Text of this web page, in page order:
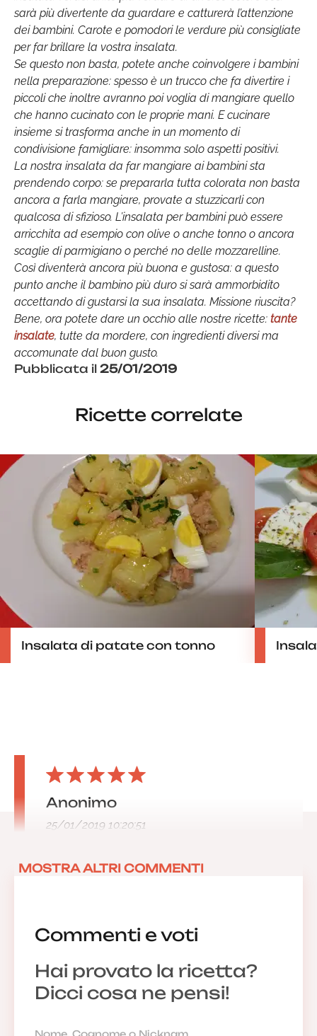
sarà più divertente da guardare e catturerà l’attenzione
dei bambini. Carote e pomodori le verdure più consigliate
per far brillare la vostra insalata.
Se questo non basta, potete anche coinvolgere i bambini
nella preparazione: spesso è un trucco che fa divertire i
piccoli che inoltre avranno poi voglia di mangiare quello
che hanno cucinato con le proprie mani. E cucinare
insieme si trasforma anche in un momento di
condivisione famigliare: insomma solo aspetti positivi.
La nostra insalata da far mangiare ai bambini sta
prendendo corpo: se prepararla tutta colorata non basta
ancora a farla mangiare, provate a stuzzicarli con
qualcosa di sfizioso. L’insalata per bambini può essere
arricchita ad esempio con olive o anche tonno o ancora
scaglie di parmigiano o perché no delle mozzarelline.
Così diventerà ancora più buona e gustosa: a questo
punto anche il bambino più duro si sarà ammorbidito
accettando di gustarsi la sua insalata. Missione riuscita?
Bene, ora potete dare un occhio alle nostre ricette: tante
insalate, tutte da mordere, con ingredienti diversi ma
accomunate dal buon gusto.
Pubblicata il 25/01/2019
Ricette correlate
Insalata di patate con tonno
Commenti e voti
Hai provato la ricetta?
Dicci cosa ne pensi!
Anonimo
25/01/2019 10:20:51
MOSTRA ALTRI COMMENTI